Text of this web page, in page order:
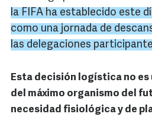
la FIFA ha establecido este
como una jornada de
las delegaciones
Esta decisión logística no es
del máximo organismo del
necesidad fisiológica y de